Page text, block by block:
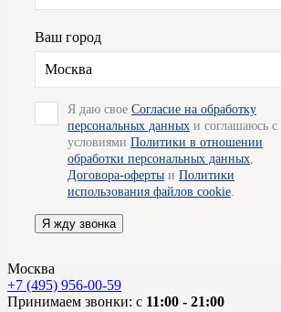
Ваш город
Москва
Я даю свое Согласие на обработку
персональных данных и соглашаюсь с
условиями Политики в отношении
обработки персональных данных
Договора-оферты и Политики
использования файлов cookie
Я жду звонка
Москва
+7 (495) 956-00-59
Принимаем звонки: с 11:00 - 21:00